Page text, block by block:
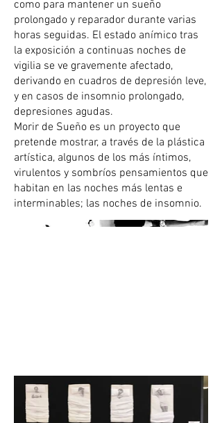
como para mantener un sueño
prolongado y reparador durante varias
horas seguidas. El estado anímico tras
la exposición a continuas noches de
vigilia se ve gravemente afectado,
derivando en cuadros de depresión leve,
y en casos de insomnio prolongado,
depresiones agudas.
Morir de Sueño es un proyecto que
pretende mostrar, a través de la plástica
artística, algunos de los más íntimos,
virulentos y sombríos pensamientos que
habitan en las noches más lentas e
interminables; las noches de insomnio.